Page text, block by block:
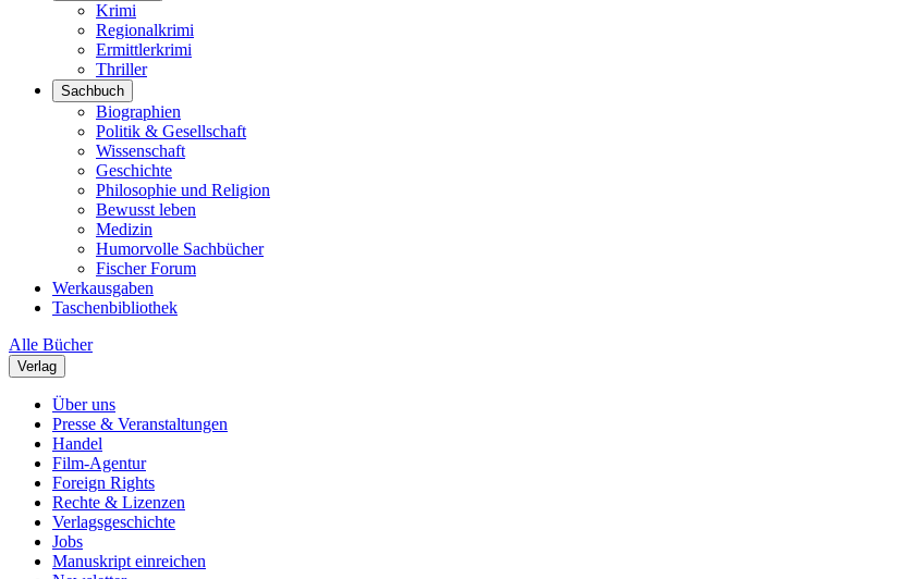
Krimi
Regionalkrimi
Ermittlerkrimi
Thriller
Sachbuch
Biographien
Politik & Gesellschaft
Wissenschaft
Geschichte
Philosophie und Religion
Bewusst leben
Medizin
Humorvolle Sachbücher
Fischer Forum
Werkausgaben
Taschenbibliothek
Alle Bücher
Verlag
Über uns
Presse & Veranstaltungen
Handel
Film-Agentur
Foreign Rights
Rechte & Lizenzen
Verlagsgeschichte
Jobs
Manuskript einreichen